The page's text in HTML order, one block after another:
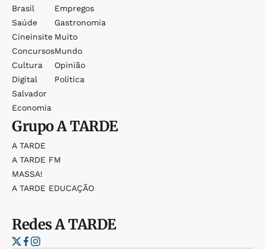
Brasil
Saúde
Cineinsite
Concursos
Cultura
Digital
Salvador
Economia
Empregos
Gastronomia
Muito
Mundo
Opinião
Política
GrupoA TARDE
A TARDE
A TARDE FM
MASSA!
A TARDE EDUCAÇÃO
RedesA TARDE